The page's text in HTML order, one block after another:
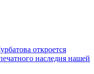
откроется
наследия нашей